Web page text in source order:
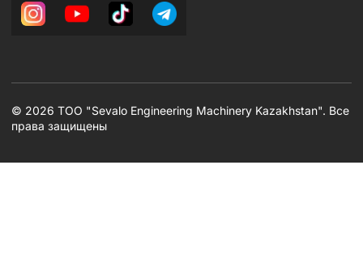
© 2026 TOO "Sevalo Engineering Machinery Kazakhstan". Все
права защищены